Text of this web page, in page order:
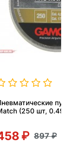
(250 шт, 0.49
897